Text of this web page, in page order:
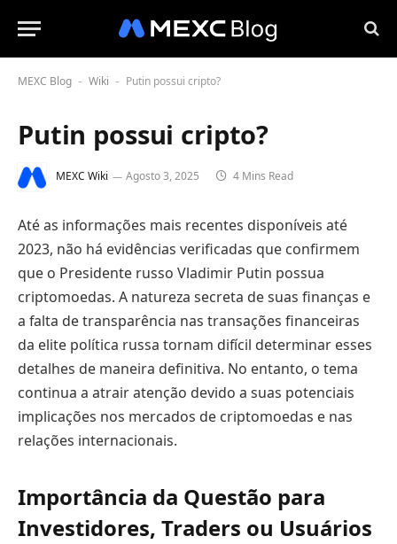
MEXC Blog - Wiki - Putin possui cripto?
Putin possui cripto?
MEXC Wiki Agosto 3, 2025 4 Mins Read
Até as informações mais recentes disponíveis até
2023, não há evidências verificadas que confirmem
que o Presidente russo Vladimir Putin possua
criptomoedas. A natureza secreta de suas finanças e
a falta de transparência nas transações financeiras
da elite política russa tornam difícil determinar esses
detalhes de maneira definitiva. No entanto, o tema
continua a atrair atenção devido a suas potenciais
implicações nos mercados de criptomoedas e nas
relações internacionais.
Importância da Questão para
Investidores, Traders ou Usuários